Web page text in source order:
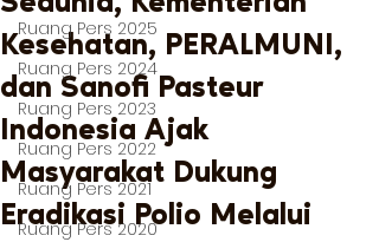
Ruang Pers 2025
Ruang Pers 2024
Ruang Pers 2023
Ruang Pers 2022
Ruang Pers 2021
Ruang Pers 2020
Kesehatan, PERALMUNI,
dan Sanofi Pasteur
Indonesia Ajak
Masyarakat Dukung
Eradikasi Polio Melalui